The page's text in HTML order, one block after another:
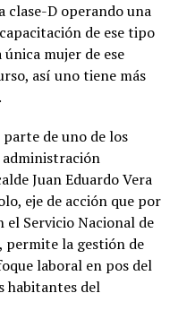
clase-D operando una
de ese tipo
mujer de ese
así uno tiene más
de uno de los
Juan Eduardo Vera
eje de acción que por
Servicio Nacional de
permite la gestión de
laboral en pos del
habitantes del